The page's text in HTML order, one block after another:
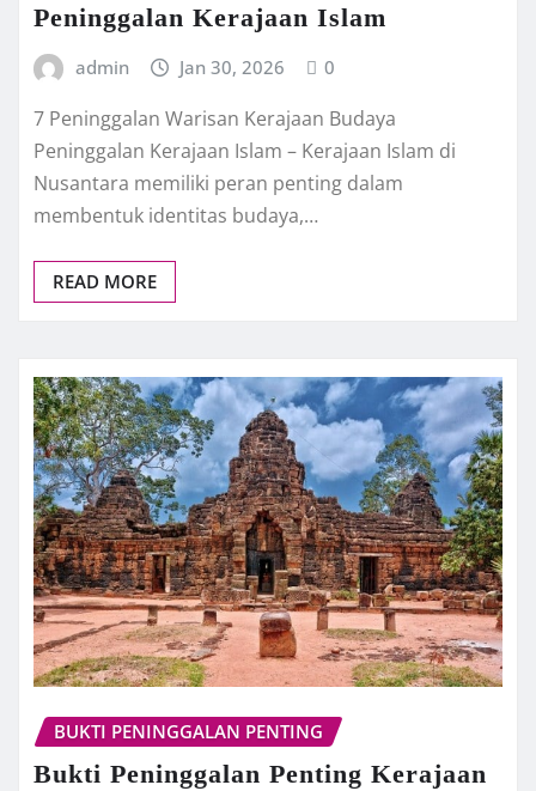
Peninggalan Kerajaan Islam
admin Jan 30, 2026 0
7 Peninggalan Warisan Kerajaan Budaya
Peninggalan Kerajaan Islam – Kerajaan Islam di
Nusantara memiliki peran penting dalam
membentuk identitas budaya,…
READ MORE
BUKTI PENINGGALAN PENTING
Bukti Peninggalan Penting Kerajaan